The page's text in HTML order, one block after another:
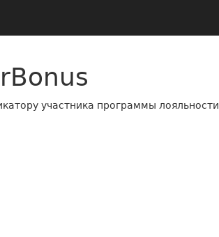
участника программы лояльности